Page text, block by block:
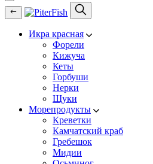
Икра красная
Форели
Кижуча
Кеты
Горбуши
Нерки
Щуки
Морепродукты
Креветки
Камчатский краб
Гребешок
Мидии